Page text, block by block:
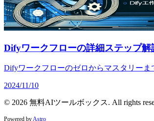
Difyワークフローの詳細ステップ解
Difyワークフローのゼロからマスタリー
2024/11/10
© 2026 無料AIツールボックス. All rights
Powered byAstro